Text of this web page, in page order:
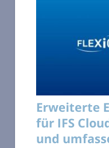
Erweiterte
für IFS
und